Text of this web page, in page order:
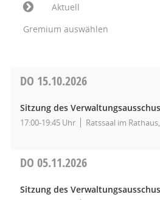
Aktuell
Gremium auswählen
DO 15.10.2026
Sitzung des
17:00-19:45 Uhr Ratssaal im
DO 05.11.2026
Sitzung des